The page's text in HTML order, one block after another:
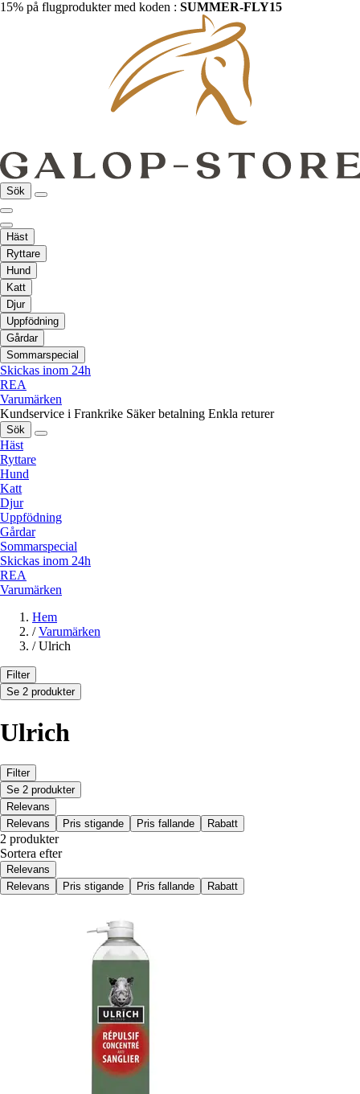
15% på flugprodukter med koden : SUMMER-FLY15
Sök
Häst
Ryttare
Hund
Katt
Djur
Uppfödning
Gårdar
Sommarspecial
Skickas inom 24h
REA
Varumärken
Kundservice i Frankrike Säker betalning Enkla returer
Sök
Häst
Ryttare
Hund
Katt
Djur
Uppfödning
Gårdar
Sommarspecial
Skickas inom 24h
REA
Varumärken
Hem
/ Varumärken
/ Ulrich
Filter
Se 2 produkter
Ulrich
Filter
Se 2 produkter
Relevans
Relevans
Pris stigande Pris fallande Rabatt
2 produkter
Sortera efter
Relevans
Relevans
Pris stigande Pris fallande Rabatt